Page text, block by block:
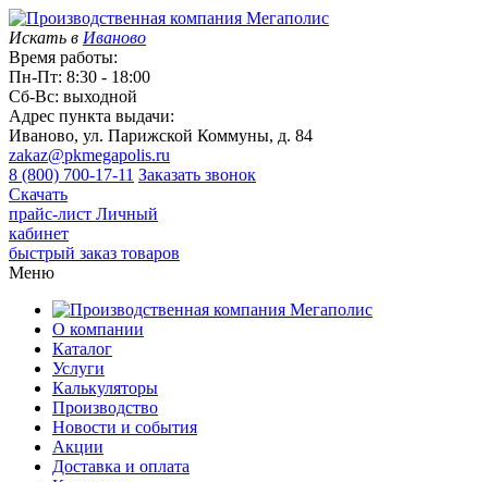
Искать в Иваново
Время работы:
Пн-Пт: 8:30 - 18:00
Сб-Вс: выходной
Адрес пункта выдачи:
Иваново, ул. Парижской Коммуны, д. 84
zakaz@pkmegapolis.ru
8 (800) 700-17-11 Заказать звонок
Скачать
прайс-лист Личный
кабинет
быстрый заказ товаров
Меню
О компании
Каталог
Услуги
Калькуляторы
Производство
Новости и события
Акции
Доставка и оплата